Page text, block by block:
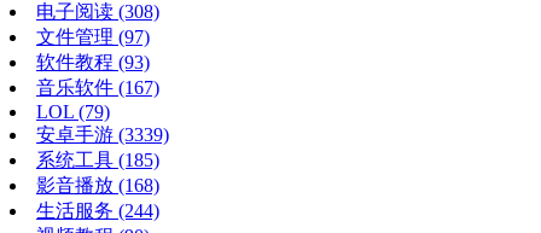
电子阅读 (308)
文件管理 (97)
软件教程 (93)
音乐软件 (167)
LOL (79)
安卓手游 (3339)
系统工具 (185)
影音播放 (168)
生活服务 (244)